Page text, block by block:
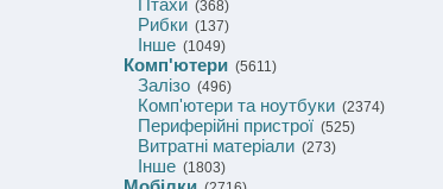
Птахи (368)
Рибки (137)
Інше (1049)
Комп'ютери (5611)
Залізо (496)
Комп'ютери та ноутбуки (2374)
Периферійні пристрої (525)
Витратні матеріали (273)
Інше (1803)